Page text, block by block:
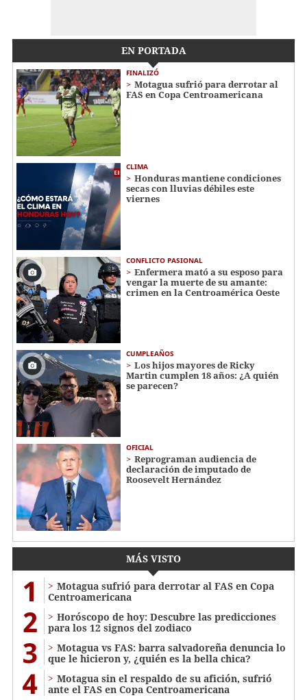
EN PORTADA
FINALIZÓ
Motagua sufrió para derrotar al
FAS en Copa Centroamericana
CLIMA
Honduras mantiene condiciones
secas con lluvias débiles este
viernes
CONFLICTO PASIONAL
Enfermera mató a su esposo para
vengar la muerte de su amante:
crimen en la Centroamérica Oeste
CUMPLEAÑOS
Los hijos mayores de Ricky
Martin cumplen 18 años: ¿A quién
se parecen?
OFICIAL
Reprograman audiencia de
declaración de imputado de
Roosevelt Hernández
MÁS VISTO
1
Motagua sufrió para derrotar al FAS en Copa
Centroamericana
2
Horóscopo de hoy: Descubre las predicciones
para los 12 signos del zodiaco
3
Motagua vs FAS: barra salvadoreña denuncia lo
que le hicieron y, ¿quién es la bella chica?
4
Motagua sin el respaldo de su afición, sufrió
ante el FAS en Copa Centroamericana